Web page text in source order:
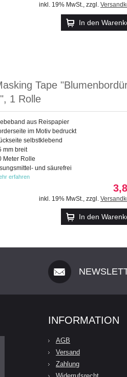
inkl. 19% MwSt., zzgl.
In den
Tape
1 Rolle
aus Reispapier
im Motiv bedruckt
selbstklebend
mm breit
Meter Rolle
und säurefrei
erfahren
inkl. 19% MwSt., zzgl.
In den
INFORMATION
AGB
Versand
Zahlung